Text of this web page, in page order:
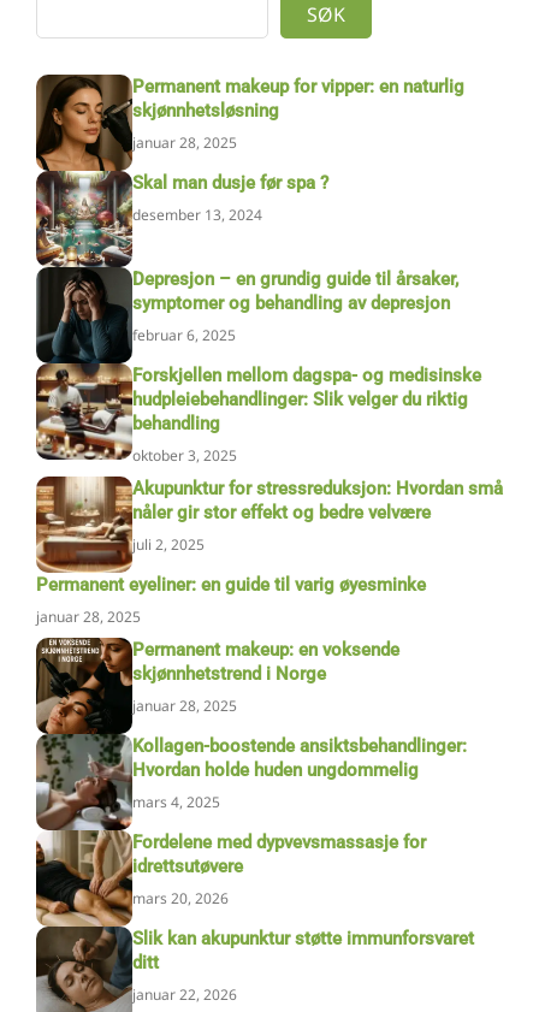
SØK
Permanent makeup for vipper: en naturlig
skjønnhetsløsning
januar 28, 2025
Skal man dusje før spa ?
desember 13, 2024
Depresjon – en grundig guide til årsaker,
symptomer og behandling av depresjon
februar 6, 2025
Forskjellen mellom dagspa- og medisinske
hudpleiebehandlinger: Slik velger du riktig
behandling
oktober 3, 2025
Akupunktur for stressreduksjon: Hvordan små
nåler gir stor effekt og bedre velvære
juli 2, 2025
Permanent eyeliner: en guide til varig øyesminke
januar 28, 2025
Permanent makeup: en voksende
skjønnhetstrend i Norge
januar 28, 2025
Kollagen-boostende ansiktsbehandlinger:
Hvordan holde huden ungdommelig
mars 4, 2025
Fordelene med dypvevsmassasje for
idrettsutøvere
mars 20, 2026
Slik kan akupunktur støtte immunforsvaret
ditt
januar 22, 2026